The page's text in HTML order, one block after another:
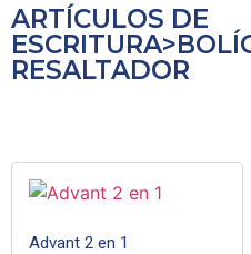
ARTÍCULOS DE
RESALTADOR
Advant 2 en 1